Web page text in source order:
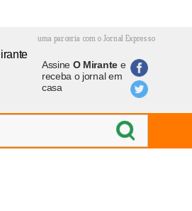
uma parceria com o Jornal Expresso
Assine O Mirantee
receba o jornal em
casa